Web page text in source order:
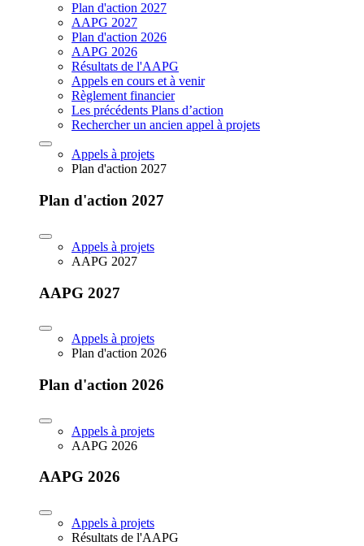
Plan d'action 2027
AAPG 2027
Plan d'action 2026
AAPG 2026
Résultats de l'AAPG
Appels en cours et à venir
Règlement financier
Les précédents Plans d’action
Rechercher un ancien appel à projets
Appels à projets
Plan d'action 2027
Plan d'action 2027
Appels à projets
AAPG 2027
AAPG 2027
Appels à projets
Plan d'action 2026
Plan d'action 2026
Appels à projets
AAPG 2026
AAPG 2026
Appels à projets
Résultats de l'AAPG